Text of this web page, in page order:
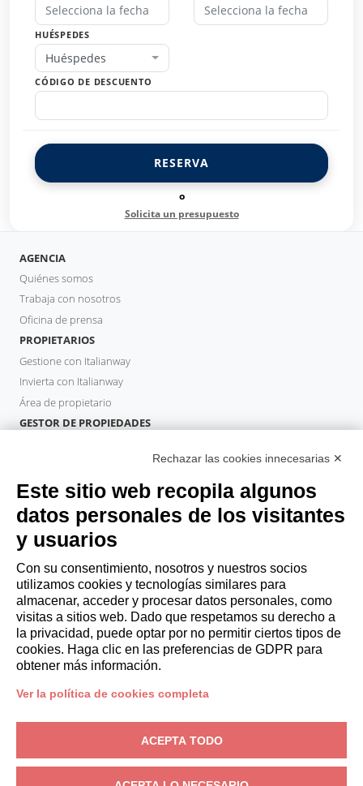
HUÉSPEDES
Huéspedes
CÓDIGO DE DESCUENTO
RESERVA
o
Solicita un presupuesto
AGENCIA
Quiénes somos
Trabaja con nosotros
Oficina de prensa
PROPIETARIOS
Gestione con Italianway
Invierta con Italianway
Área de propietario
GESTOR DE PROPIEDADES
HUÉSPEDES
Reserve una estancia
Estancias largas
Experiencias para los Huéspedes
Descuentos para husespedes
Convenios para empresas
booking@italianway.house
+390286882952
N.° de IVA: 08839180968 -PMI Innovativa
Privacidad-Condiciones-Cookies-Whistleblowing
Rechazar las cookies innecesarias ✕
Este sitio web recopila algunos
datos personales de los visitantes
y usuarios
Con su consentimiento, nosotros y nuestros socios
utilizamos cookies y tecnologías similares para
almacenar, acceder y procesar datos personales, como
visitas a sitios web. Dado que respetamos su derecho a
la privacidad, puede optar por no permitir ciertos tipos de
cookies. Haga clic en las preferencias de GDPR para
obtener más información.
Ver la política de cookies completa
ACEPTA TODO